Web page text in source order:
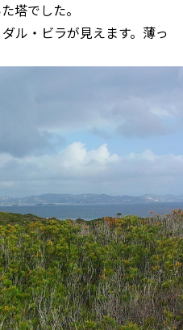
塔でした。
ル・ビラが見えます。薄っ